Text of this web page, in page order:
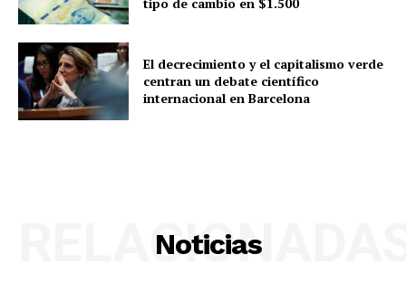
El decrecimiento y el capitalismo verde
centran un debate científico
internacional en Barcelona
Noticias